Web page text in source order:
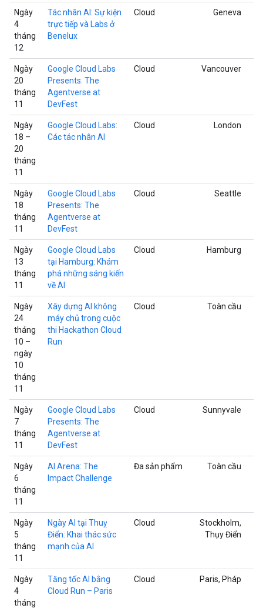
Ngày
4
tháng
12
Tác nhân AI: Sự kiện
trực tiếp và Labs ở
Benelux
Cloud Geneva
Ngày
20
tháng
11
Google Cloud Labs
Presents: The
Agentverse at
DevFest
Cloud Vancouver
Ngày
18 –
20
tháng
11
Google Cloud Labs:
Các tác nhân AI
Cloud London
Ngày
18
tháng
11
Google Cloud Labs
Presents: The
Agentverse at
DevFest
Cloud Seattle
Ngày
13
tháng
11
Google Cloud Labs
tại Hamburg: Khám
phá những sáng kiến
về AI
Cloud Hamburg
Ngày
24
tháng
10 –
ngày
10
tháng
11
Xây dựng AI không
máy chủ trong cuộc
thi Hackathon Cloud
Run
Cloud Toàn cầu
Ngày
7
tháng
11
Google Cloud Labs
Presents: The
Agentverse at
DevFest
Cloud Sunnyvale
Ngày
6
tháng
11
AI Arena: The
Impact Challenge
Đa sản phẩm Toàn cầu
Ngày
5
tháng
11
Ngày AI tại Thuỵ
Điển: Khai thác sức
mạnh của AI
Cloud
Stockholm,
Thụy Điển
Ngày
4
tháng
Tăng tốc AI bằng
Cloud Run – Paris
Cloud Paris, Pháp